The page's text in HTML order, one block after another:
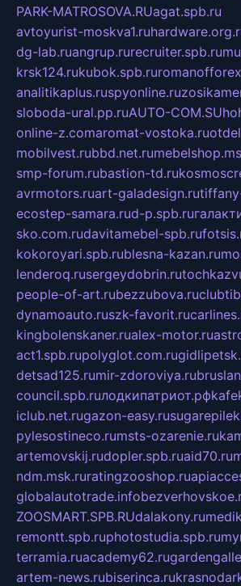
PARK-MATROSOVA.RUagat.spb.ru
avtoyurist-moskva1.ru
dg-lab.ruangrup.rurecruiter.spb.ru
krsk124.rukubok.spb.ru
analitikaplus.ruspyonline.ru
sloboda-ural.pp.ruAUTO-COM.SU
online-z.comaromat-vostoka.ru
mobilvest.rubbd.net.ru
smp-forum.rubastion-td.ru
avrmotors.ruart-galadesign.ru
ecostep-samara.rud-p.spb.ru
sko.com.rudavitamebel-spb.ru
kokoroyari.spb.rublesna-kazan.ru
lenderoq.rusergeydobrin.ru
people-of-art.rubezzubova.ru
dynamoauto.ruszk-favorit.ru
kingbolenskaner.rualex-motor.ru
act1.spb.rupolyglot.com.ru
detsad125.rumir-zdoroviya.ru
council.spb.ruлодкипатриот.рф
iclub.net.rugazon-easy.ru
pylesostineco.rumsts-ozarenie.ru
artemovskij.rudopler.spb.ruaid70.ru
ndm.msk.ruratingzooshop.ru
globalautotrade.info
ZOOSMART.SPB.RUdalakony.ru
remontt.spb.ruphotostudia.spb.ru
terramia.ruacademy62.ru
artem-news.rubiserinca.ru